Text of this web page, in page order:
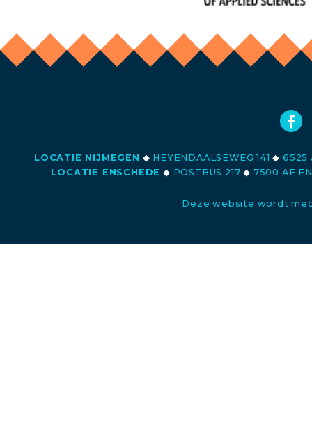
LOCATIE NIJMEGEN ◆ HEYENDAALSEWEG 141◆ 6525
LOCATIE ENSCHEDE ◆ POSTBUS 217◆ 7500 AE
Deze website wordt